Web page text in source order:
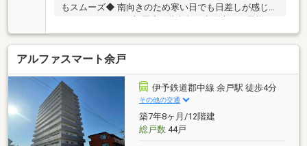
もスムーズ◆ 南向きのため寒い日でも日差しが感じら
れるあたたかなお部屋◆ 1階南向き専用庭！お子様の
遊び場や趣味のスペースに重宝します。◆ 子ども部屋
や在宅ワーク空間も確保しやすい4LDKの間取り◆ 水
回り設備が中心にまとまった家事楽動線◆スーパーや
駅が徒歩5分圏内に位置し利便性良好現在空室中につ
きお気軽にご見学いただけます。ご見学や詳細につい
てのお問合せはあなぶき不動産流通松山店までお問合
せください。（担当：市川）
アルファスマート余戸
伊予鉄道郡中線 余戸駅 徒歩4分
その他の交通
築7年8ヶ月/12階建
総戸数44戸